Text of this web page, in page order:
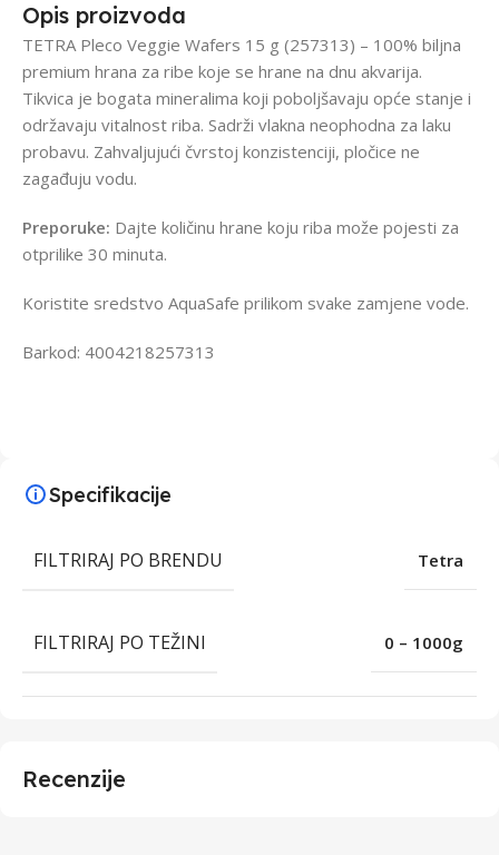
Opis proizvoda
TETRA Pleco Veggie Wafers 15 g (257313) – 100% biljna
premium hrana za ribe koje se hrane na dnu akvarija.
Tikvica je bogata mineralima koji poboljšavaju opće stanje i
održavaju vitalnost riba. Sadrži vlakna neophodna za laku
probavu. Zahvaljujući čvrstoj konzistenciji, pločice ne
zagađuju vodu.
Preporuke: Dajte količinu hrane koju riba može pojesti za
otprilike 30 minuta.
Koristite sredstvo AquaSafe prilikom svake zamjene vode.
Barkod: 4004218257313
Specifikacije
FILTRIRAJ PO BRENDU Tetra
FILTRIRAJ PO TEŽINI 0 – 1000g
Recenzije